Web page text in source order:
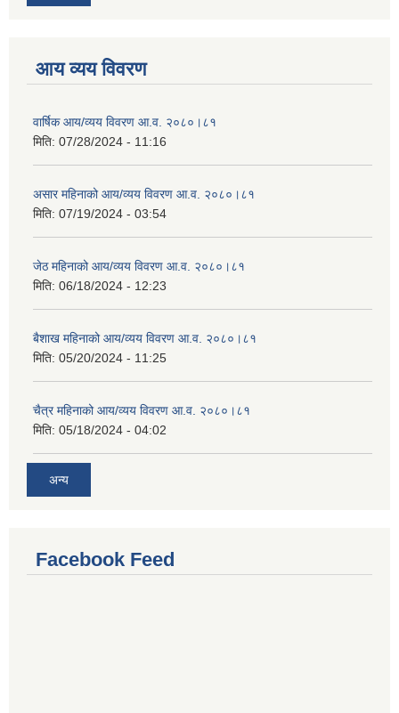
आय व्यय विवरण
वार्षिक आय/व्यय विवरण आ.व. २०८०।८१
मिति: 07/28/2024 - 11:16
असार महिनाको आय/व्यय विवरण आ.व. २०८०।८१
मिति: 07/19/2024 - 03:54
जेठ महिनाको आय/व्यय विवरण आ.व. २०८०।८१
मिति: 06/18/2024 - 12:23
बैशाख महिनाको आय/व्यय विवरण आ.व. २०८०।८१
मिति: 05/20/2024 - 11:25
चैत्र महिनाको आय/व्यय विवरण आ.व. २०८०।८१
मिति: 05/18/2024 - 04:02
अन्य
Facebook Feed